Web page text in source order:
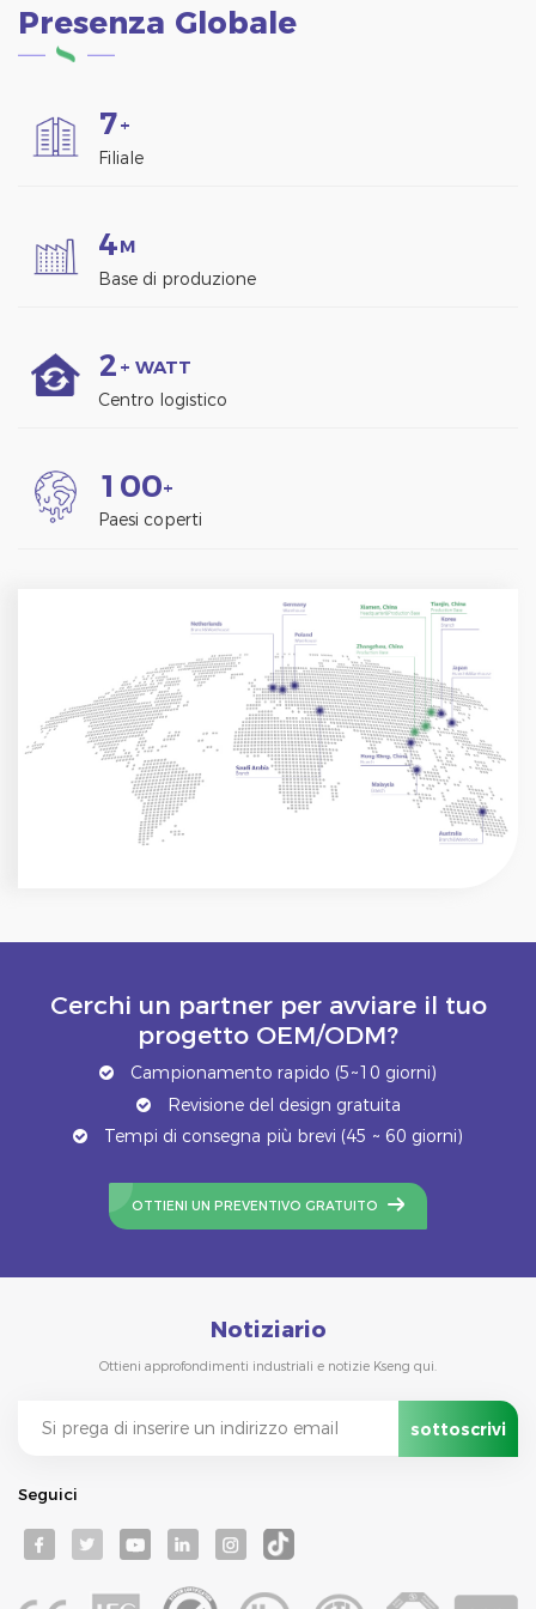
per ottenere più energia.
Presenza Globale
7+
Filiale
4M
Base di produzione
2 + WATT
Centro logistico
1 00+
Paesi coperti
Cerchi un partner per avviare il tuo
progetto OEM/ODM?
Campionamento rapido (5~10 giorni)
Revisione del design gratuita
Tempi di consegna più brevi (45 ~ 60 giorni)
OTTIENI UN PREVENTIVO GRATUITO
Notiziario
Ottieni approfondimenti industriali e notizie Kseng qui.
Seguici